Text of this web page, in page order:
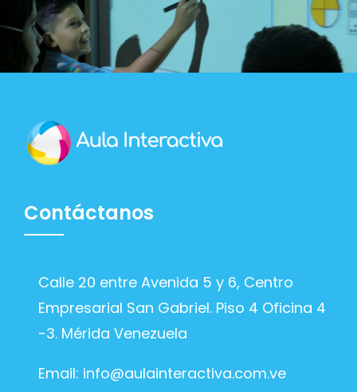
Contáctanos
Calle 20 entre Avenida 5 y 6, Centro
Empresarial San Gabriel. Piso 4 Oficina 4
-3. Mérida Venezuela
Email: info@aulainteractiva.com.ve